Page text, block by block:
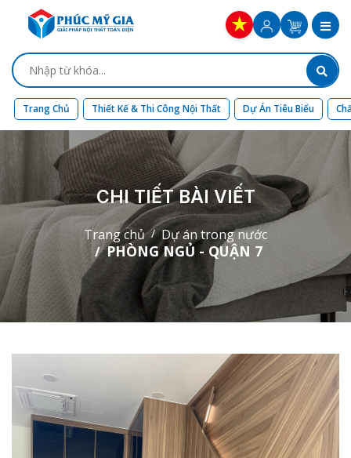
Trang Chủ Thiết Kế & Thi Công Nội Thất Dự Án Tiêu Biểu
CHI TIẾT BÀI VIẾT
Trang chủ Dự án trong nước
PHÒNG NGỦ - QUẬN 7